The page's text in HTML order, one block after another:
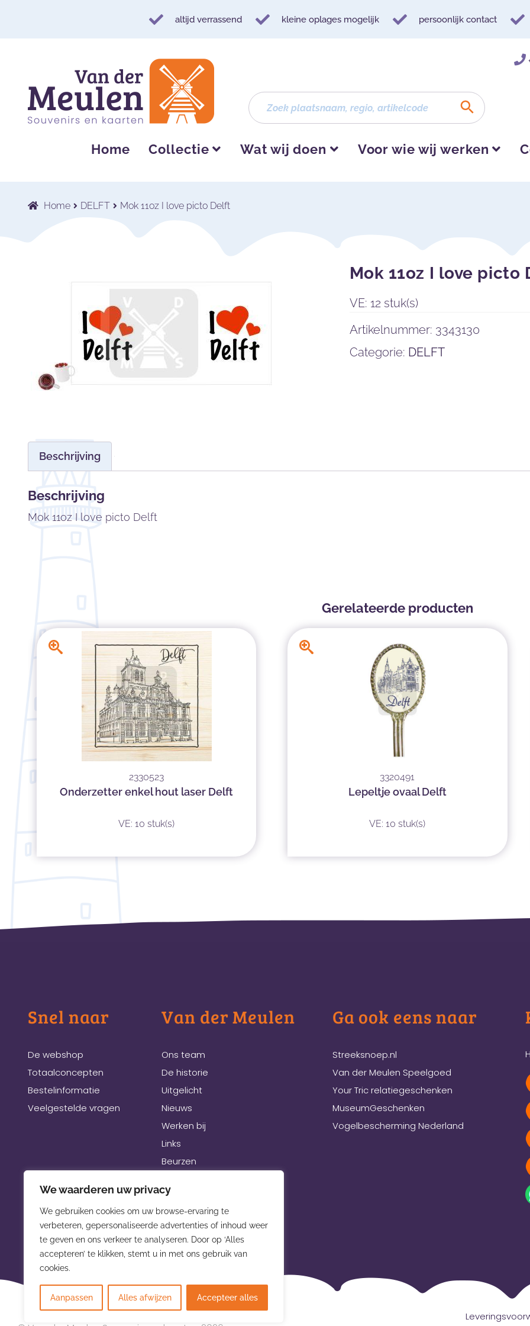
We waarderen uw privacy
We gebruiken cookies om uw browse-ervaring te
verbeteren, gepersonaliseerde advertenties of inhoud weer
te geven en ons verkeer te analyseren. Door op ‘Alles
accepteren’ te klikken, stemt u in met ons gebruik van
cookies.
Aanpassen Alles afwijzen Accepteer alles
altijd verrassend kleine oplages mogelijk persoonlijk contact
navigatie
inhoud
Home Collectie Wat wij doen Voor wie wij werken
Home DELFT Mok 11oz I love picto Delft
Mok 11oz I love picto
VE: 12 stuk(s)
Artikelnummer: 3343130
Categorie: DELFT
Beschrijving
Beschrijving
Mok 11oz I love picto Delft
Gerelateerde producten
2330523
Onderzetter enkel hout laser Delft
VE: 10 stuk(s)
3320491
Lepeltje ovaal Delft
VE: 10 stuk(s)
Snel naar
De webshop
Totaalconcepten
Bestelinformatie
Veelgestelde vragen
Van der Meulen
Ons team
De historie
Uitgelicht
Nieuws
Werken bij
Links
Beurzen
Ga ook eens naar
Streeksnoep.nl
Van der Meulen Speelgoed
Your Tric relatiegeschenken
MuseumGeschenken
Vogelbescherming Nederland